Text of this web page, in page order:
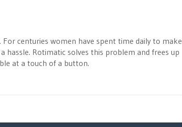
centuries women have spent time daily to make
hassle. Rotimatic solves this problem and frees up
at a touch of a button.